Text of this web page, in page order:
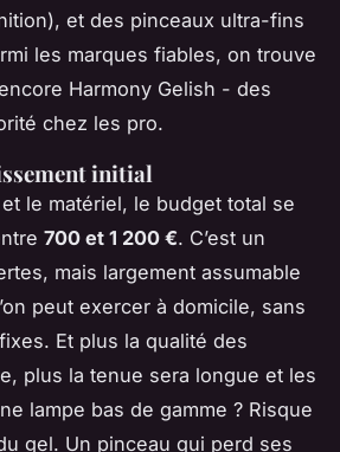
et des pinceaux ultra-fins
les marques fiables, on trouve
Harmony Gelish - des
chez les pro.
initial
le matériel, le budget total se
700 et 1 200 €. C’est un
mais largement assumable
peut exercer à domicile, sans
Et plus la qualité des
plus la tenue sera longue et les
lampe bas de gamme ? Risque
gel. Un pinceau qui perd ses